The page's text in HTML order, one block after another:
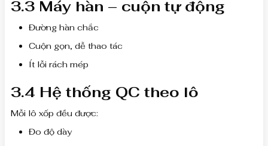
3.3 Máy hàn – cuộn tự động
Đường hàn chắc
Cuộn gọn, dễ thao tác
Ít lỗi rách mép
3.4 Hệ thống QC theo lô
Mỗi lô xốp đều được:
Đo độ dày